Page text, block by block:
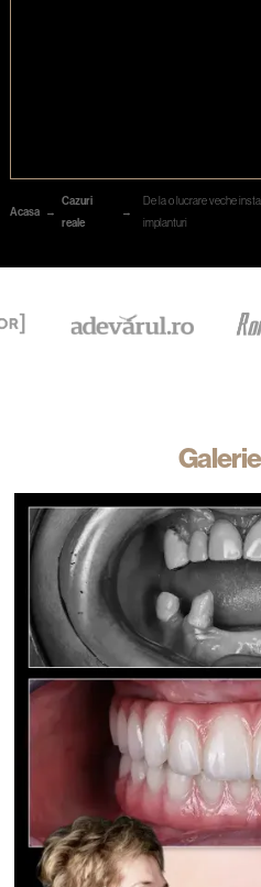
Acasa →
Cazuri
reale
→
De la o lucrare veche
implanturi